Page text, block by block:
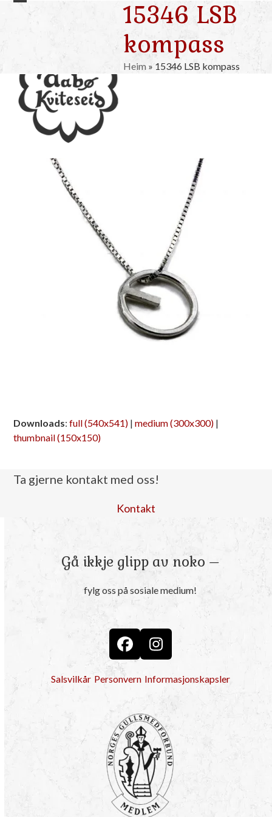
Skip
Open
menu
Close
menu
15346 LSB
kompass
Heim» 15346 LSB kompass
Downloads:full (540x541) |medium (300x300) |
thumbnail (150x150)
Ta gjerne kontakt med oss!
Kontakt
Gå ikkje glipp av noko –
fylg oss på sosiale medium!
FacebookInstagram
Salsvilkår Personvern Informasjonskapsler